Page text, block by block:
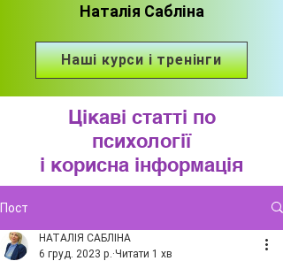
Наталія Сабліна
Наші курси і тренінги
Цікаві статті по
психології
і корисна інформація
Пост
НАТАЛІЯ САБЛІНА
6 груд. 2023 р. Читати 1 хв